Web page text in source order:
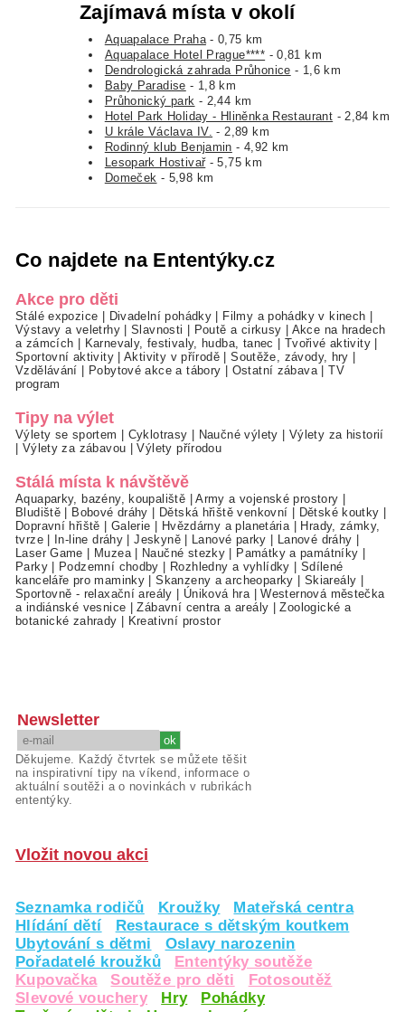
Zajímavá místa v okolí
Aquapalace Praha- 0,75 km
Aquapalace Hotel Prague**** - 0,81 km
Dendrologická zahrada Průhonice - 1,6 km
Baby Paradise - 1,8 km
Průhonický park - 2,44 km
Hotel Park Holiday - Hliněnka Restaurant - 2,84 km
U krále Václava IV. - 2,89 km
Rodinný klub Benjamin - 4,92 km
Lesopark Hostivař- 5,75 km
Domeček - 5,98 km
Co najdete na Ententýky.cz
Akce pro děti
Stálé expozice | Divadelní pohádky | Filmy a pohádky v kinech |
Výstavy a veletrhy|Slavnosti | Poutě a cirkusy | Akce na hradech
a zámcích | Karnevaly, festivaly, hudba, tanec | Tvořivé aktivity |
Sportovní aktivity|Aktivity v přírodě |Soutěže, závody, hry |
Vzdělávání | Pobytové akce a tábory | Ostatní zábava |TV
program
Tipy na výlet
Výlety se sportem | Cyklotrasy | Naučné výlety | Výlety za historií
| Výlety za zábavou |Výlety přírodou
Stálá místa k návštěvě
Aquaparky, bazény, koupaliště |Army a vojenské prostory |
Bludiště | Bobové dráhy | Dětská hřiště venkovní | Dětské koutky |
Dopravní hřiště | Galerie | Hvězdárny a planetária | Hrady, zámky,
tvrze| In-line dráhy |Jeskyně| Lanové parky | Lanové dráhy |
Laser Game | Muzea| Naučné stezky | Památky a památníky |
Parky| Podzemní chodby | Rozhledny a vyhlídky | Sdílené
kanceláře pro maminky |Skanzeny a archeoparky | Skiareály |
Sportovně - relaxační areály | Úniková hra |Westernová městečka
a indiánské vesnice |Zábavní centra a areály |Zoologické a
botanické zahrady | Kreativní prostor
Newsletter
Děkujeme. Každý čtvrtek se můžete těšit
na inspirativní tipy na víkend, informace o
aktuální soutěži a o novinkách v rubrikách
ententýky.
Vložit novou akci
Seznamka rodičů Kroužky
Mateřská centra
Hlídání dětí
Restaurace s dětským koutkem
Ubytování s dětmi
Oslavy narozenin
Pořadatelé kroužků
Ententýky soutěže
Kupovačka
Soutěže pro děti
Fotosoutěž
Slevové vouchery
Hry
Pohádky